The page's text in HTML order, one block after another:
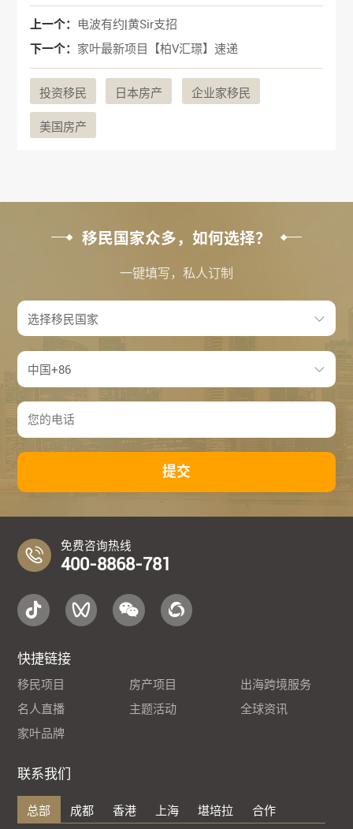
上一个：
电波有约|黄Sir支招
下一个： 家叶最新项目【柏V汇璟】速递
投资移民 日本房产 企业家移民
美国房产
移民国家众多，如何选择？
一键填写，私人订制
提交
免费咨询热线
400-8868-781
快捷链接
移民项目 房产项目
出海跨境服务
名人直播
主题活动
全球资讯
家叶品牌
联系我们
总部 成都 香港 上海 堪培拉 合作